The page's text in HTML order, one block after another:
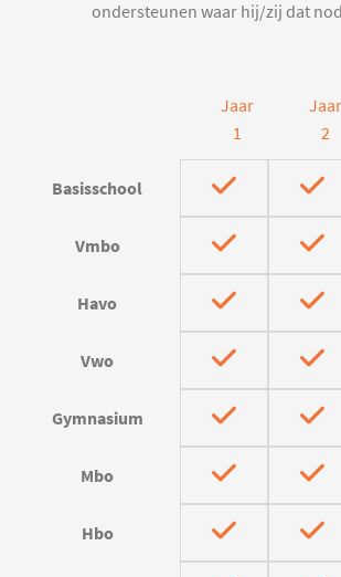
ondersteunen waar hij/zij dat
Jaar
1
Jaar
2
Basisschool
Vmbo
Havo
Vwo
Gymnasium
Mbo
Hbo